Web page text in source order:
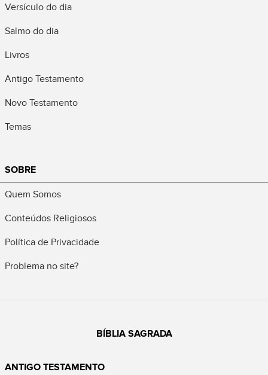
Versículo do dia
Salmo do dia
Livros
Antigo Testamento
Novo Testamento
Temas
SOBRE
Quem Somos
Conteúdos Religiosos
Política de Privacidade
Problema no site?
BÍBLIA SAGRADA
ANTIGO TESTAMENTO